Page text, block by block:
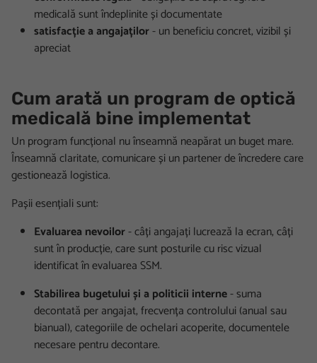
medicală sunt îndeplinite și documentate
satisfacție a angajaților- un beneficiu concret, vizibil și
apreciat
Cum arată un program de optică
medicală bine implementat
Un program funcțional nu înseamnă neapărat un buget mare.
Înseamnă claritate, comunicare și un partener de încredere care
gestionează logistica.
Pașii esențiali sunt:
Evaluarea nevoilor- câți angajați lucrează la ecran, câți
sunt în producție, care sunt posturile cu risc vizual
identificat în evaluarea SSM.
Stabilirea bugetului și a politicii interne- suma
decontată per angajat, frecvența controlului (anual sau
bianual), categoriile de ochelari acoperite, documentele
necesare pentru decontare.